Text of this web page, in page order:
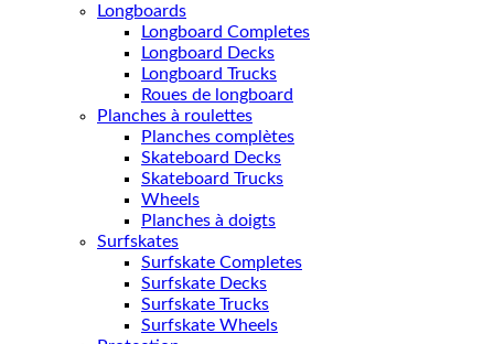
Longboards
Longboard Completes
Longboard Decks
Longboard Trucks
Roues de longboard
Planches à roulettes
Planches complètes
Skateboard Decks
Skateboard Trucks
Wheels
Planches à doigts
Surfskates
Surfskate Completes
Surfskate Decks
Surfskate Trucks
Surfskate Wheels